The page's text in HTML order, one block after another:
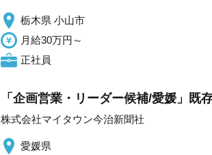
栃木県 小山市
月給30万円～
正社員
「企画営業・リーダー候補/愛媛」
株式会社マイタウン今治新聞社
愛媛県